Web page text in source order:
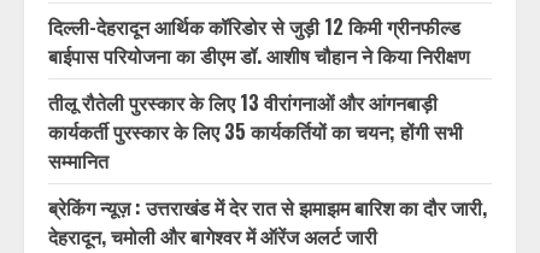
दिल्ली-देहरादून आर्थिक कॉरिडोर से जुड़ी 12 किमी ग्रीनफील्ड
बाईपास परियोजना का डीएम डॉ. आशीष चौहान ने किया निरीक्षण
तीलू रौतेली पुरस्कार के लिए 13 वीरांगनाओं और आंगनबाड़ी
कार्यकर्ती पुरस्कार के लिए 35 कार्यकर्तियों का चयन; होंगी सभी
सम्मानित
ब्रेकिंग न्यूज़ : उत्तराखंड में देर रात से झमाझम बारिश का दौर जारी,
देहरादून, चमोली और बागेश्वर में ऑरेंज अलर्ट जारी